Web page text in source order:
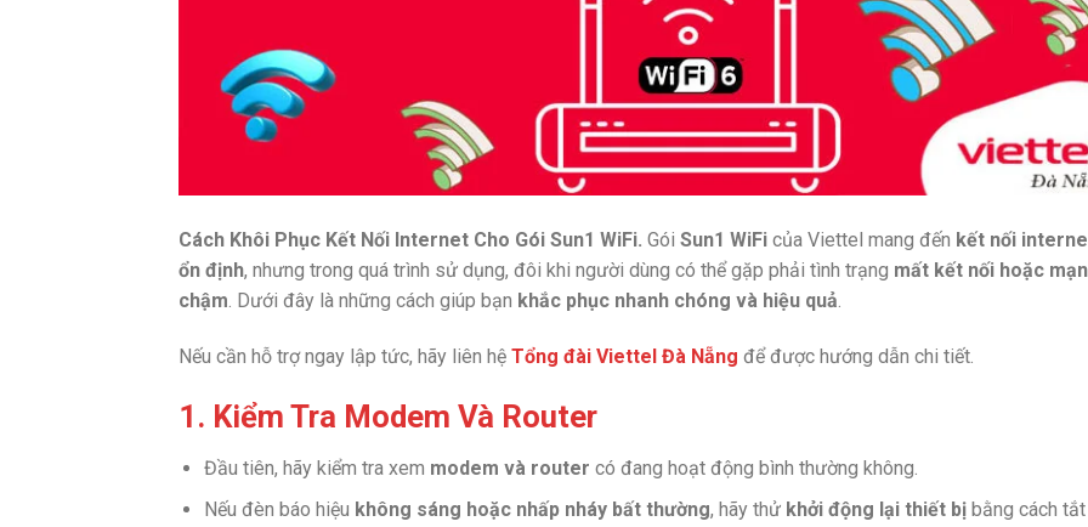
Cách Khôi Phục Kết Nối Internet Cho Gói Sun1 WiFi. Gói Sun1 WiFi của Viettel mang đến kết nối
ổn định, nhưng trong quá trình sử dụng, đôi khi người dùng có thể gặp phải tình trạng mất kết nối hoặc
chậm. Dưới đây là những cách giúp bạn khắc phục nhanh chóng và hiệu quả.
Nếu cần hỗ trợ ngay lập tức, hãy liên hệ Tổng đài Viettel Đà Nẵng để được hướng dẫn chi tiết.
1. Kiểm Tra Modem Và Router
Đầu tiên, hãy kiểm tra xem modem và router có đang hoạt động bình thường không.
Nếu đèn báo hiệu không sáng hoặc nhấp nháy bất thường, hãy thử khởi động lại thiết bịbằng cách tắt